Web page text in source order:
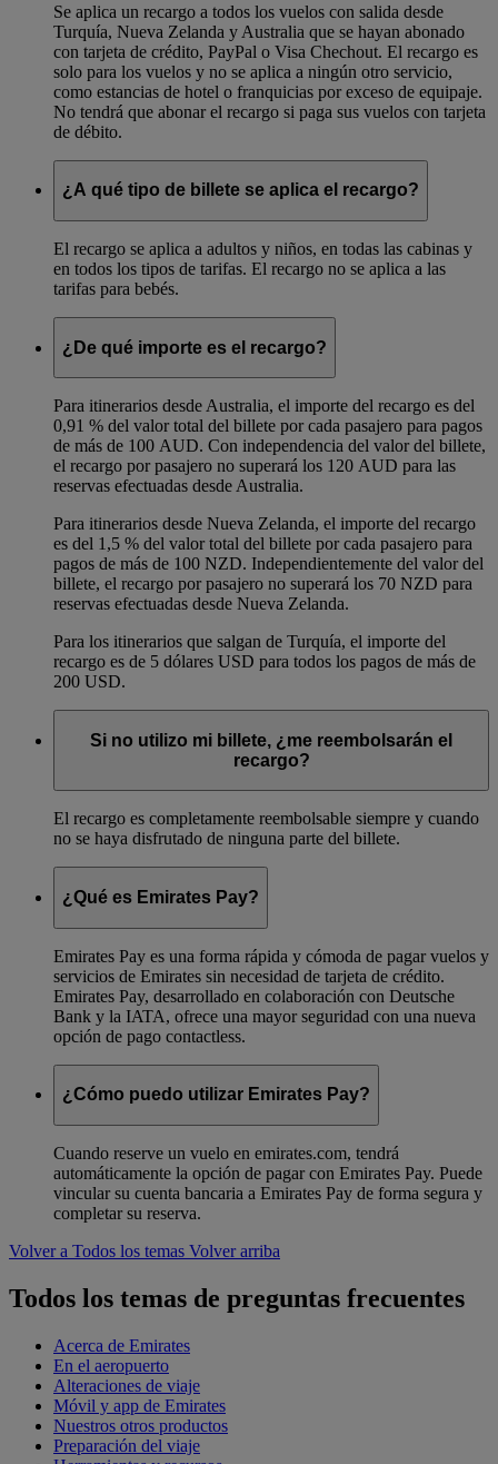
Se aplica un recargo a todos los vuelos con salida desde
Turquía, Nueva Zelanda y Australia que se hayan abonado
con tarjeta de crédito, PayPal o Visa Chechout. El recargo es
solo para los vuelos y no se aplica a ningún otro servicio,
como estancias de hotel o franquicias por exceso de equipaje.
No tendrá que abonar el recargo si paga sus vuelos con tarjeta
de débito.
¿A qué tipo de billete se aplica el recargo?
El recargo se aplica a adultos y niños, en todas las cabinas y
en todos los tipos de tarifas. El recargo no se aplica a las
tarifas para bebés.
¿De qué importe es el recargo?
Para itinerarios desde Australia, el importe del recargo es del
0,91 % del valor total del billete por cada pasajero para pagos
de más de 100 AUD. Con independencia del valor del billete,
el recargo por pasajero no superará los 120 AUD para las
reservas efectuadas desde Australia.
Para itinerarios desde Nueva Zelanda, el importe del recargo
es del 1,5 % del valor total del billete por cada pasajero para
pagos de más de 100 NZD. Independientemente del valor del
billete, el recargo por pasajero no superará los 70 NZD para
reservas efectuadas desde Nueva Zelanda.
Para los itinerarios que salgan de Turquía, el importe del
recargo es de 5 dólares USD para todos los pagos de más de
200 USD.
Si no utilizo mi billete, ¿me reembolsarán el
recargo?
El recargo es completamente reembolsable siempre y cuando
no se haya disfrutado de ninguna parte del billete.
¿Qué es Emirates Pay?
Emirates Pay es una forma rápida y cómoda de pagar vuelos y
servicios de Emirates sin necesidad de tarjeta de crédito.
Emirates Pay, desarrollado en colaboración con Deutsche
Bank y la IATA, ofrece una mayor seguridad con una nueva
opción de pago contactless.
¿Cómo puedo utilizar Emirates Pay?
Cuando reserve un vuelo en emirates.com, tendrá
automáticamente la opción de pagar con Emirates Pay. Puede
vincular su cuenta bancaria a Emirates Pay de forma segura y
completar su reserva.
Volver a Todos los temas Volver arriba
Todos los temas de preguntas frecuentes
Acerca de Emirates
En el aeropuerto
Alteraciones de viaje
Móvil y app de Emirates
Nuestros otros productos
Preparación del viaje